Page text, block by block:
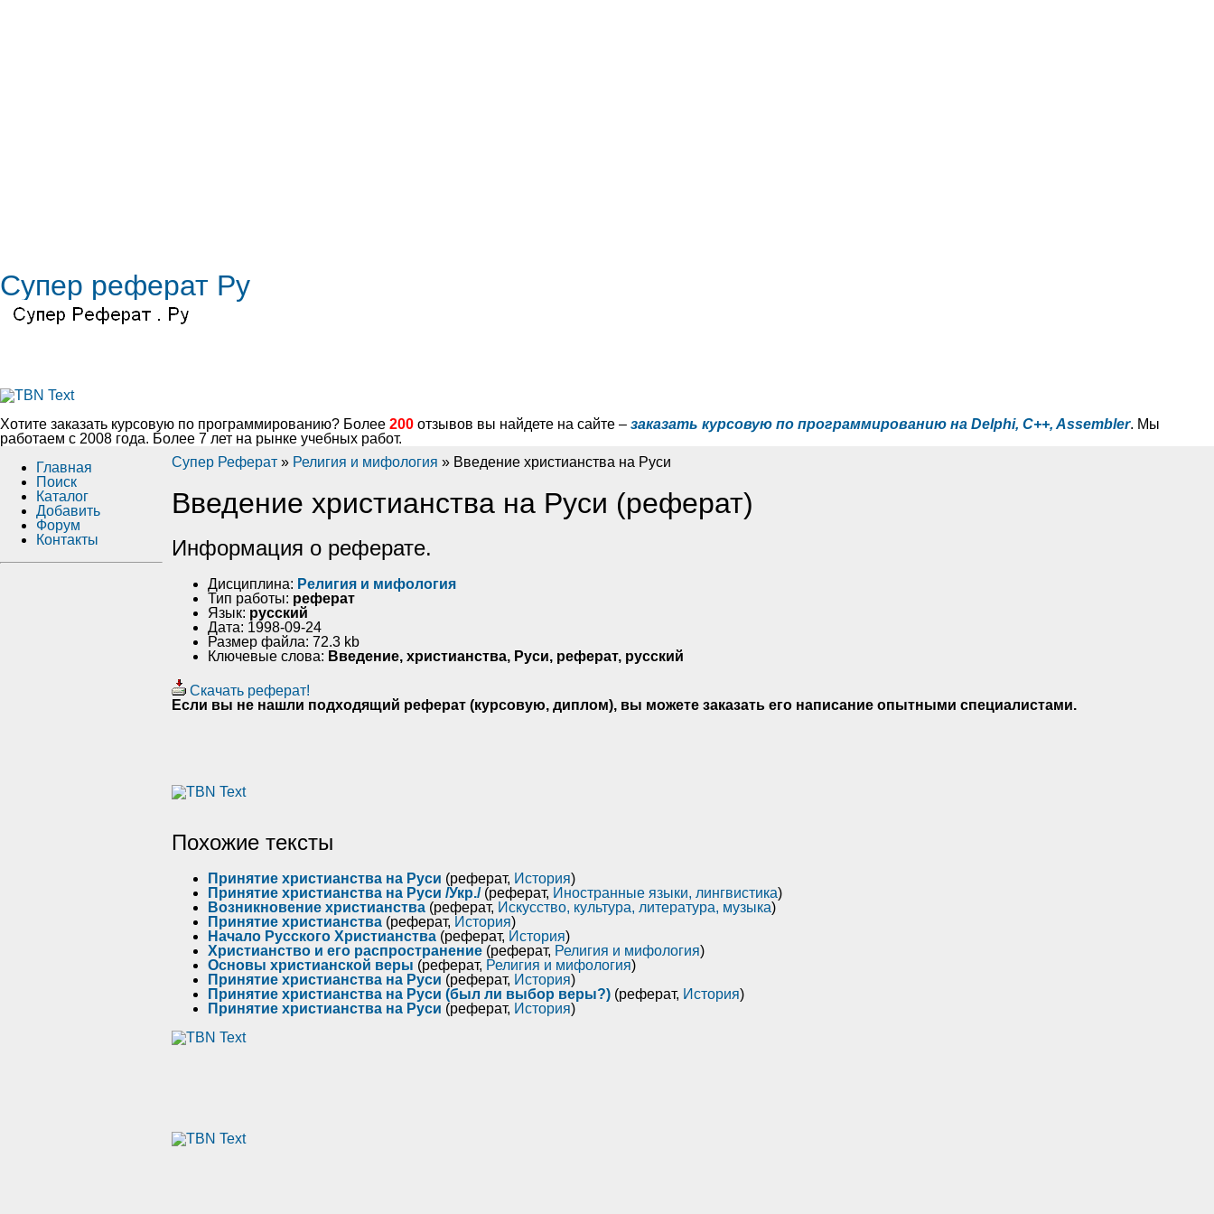
Супер реферат Ру
Хотите заказать курсовую по программированию? Более 200 отзывов вы найдете на сайте – заказать курсовую по программированию на Delphi, C++, Assembler. Мы
работаем с 2008 года. Более 7 лет на рынке учебных работ.
Супер Реферат » Религия и мифология » Введение христианства на Руси
Введение христианства на Руси (реферат)
Информация о реферате.
Дисциплина: Религия и мифология
Тип работы: реферат
Язык: русский
Дата: 1998-09-24
Размер файла: 72.3 kb
Ключевые слова: Введение, христианства, Руси, реферат, русский
Скачать реферат!
Если вы не нашли подходящий реферат (курсовую, диплом), вы можете заказать его написание опытными специалистами.
Похожие тексты
Принятие христианства на Руси (реферат, История)
Принятие христианства на Руси /Укр./(реферат, Иностранные языки, лингвистика)
Возникновение христианства (реферат, Искусство, культура, литература, музыка)
Принятие христианства (реферат, История)
Начало Русского Христианства (реферат, История)
Христианство и его распространение (реферат, Религия и мифология)
Основы христианской веры (реферат, Религия и мифология)
Принятие христианства на Руси (реферат, История)
Принятие христианства на Руси (был ли выбор веры?) (реферат, История)
Принятие христианства на Руси (реферат, История)
Главная
Поиск
Каталог
Добавить
Форум
Контакты